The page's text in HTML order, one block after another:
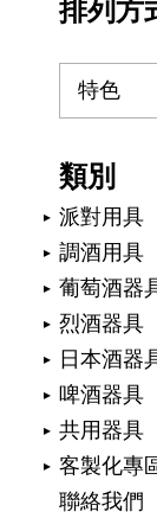
排列方
類別
派對用具
調酒用具
葡萄酒器
烈酒器具
日本酒器
啤酒器具
共用器具
客製化專
聯絡我們